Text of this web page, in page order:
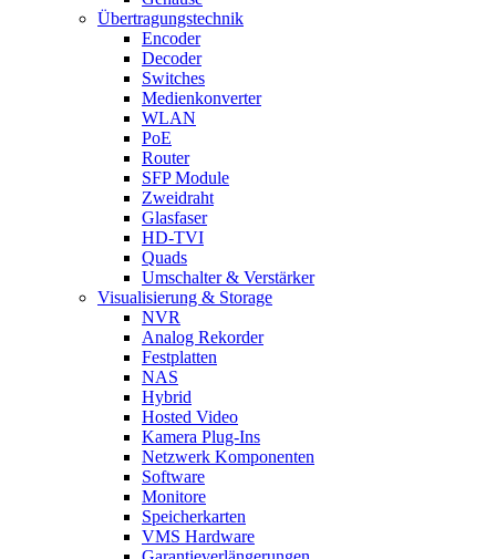
Übertragungstechnik
Encoder
Decoder
Switches
Medienkonverter
WLAN
PoE
Router
SFP Module
Zweidraht
Glasfaser
HD-TVI
Quads
Umschalter & Verstärker
Visualisierung & Storage
NVR
Analog Rekorder
Festplatten
NAS
Hybrid
Hosted Video
Kamera Plug-Ins
Netzwerk Komponenten
Software
Monitore
Speicherkarten
VMS Hardware